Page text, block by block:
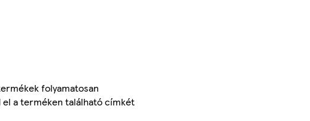
folyamatosan
el a terméken található címkét